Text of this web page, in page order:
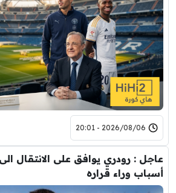
2026/08/06 - 20:01
أسباب وراء قراره